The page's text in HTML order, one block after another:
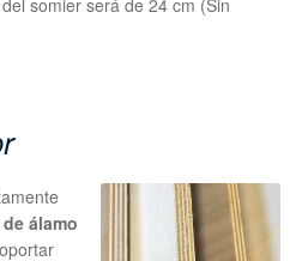
somier será de 24 cm (Sin
álamo